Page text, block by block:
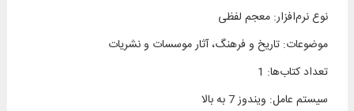
نوع نرم‌افزار:معجم لفظی
موضوعات:تاریخ و فرهنگ، آثار موسسات و نشریات
تعداد کتاب‌ها:
1
سیستم عامل: ویندوز 7 به بالا